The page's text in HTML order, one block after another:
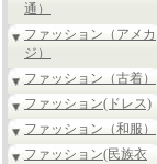
通）
ファッション（アメカ
ジ）
ファッション（古着）
ファッション(ドレス)
ファッション（和服）
ファッション(民族衣